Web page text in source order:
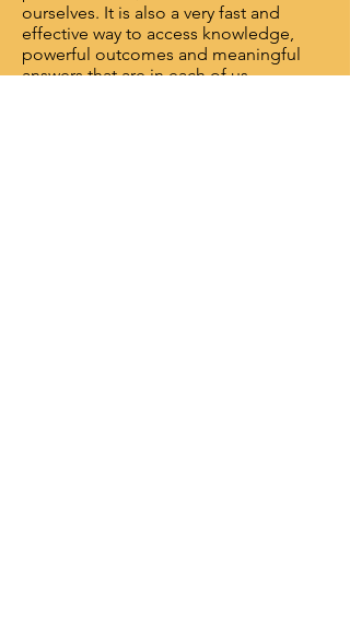
ourselves. It is also a very fast and
effective way to access knowledge,
powerful outcomes and meaningful
answers that are in each of us.